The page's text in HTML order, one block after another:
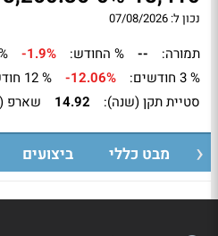
נכון ל: 07/08/2026
תמורה: -- % החודש: -1.9%
% 3 חודשים:
-12.06% % 12 חודשים:
סטיית תקן (שנה):
14.92 שארפ
מבט כללי ביצועים